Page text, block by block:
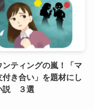
ンティングの嵐！「マ
付き合い」を題材にし
説 ３選